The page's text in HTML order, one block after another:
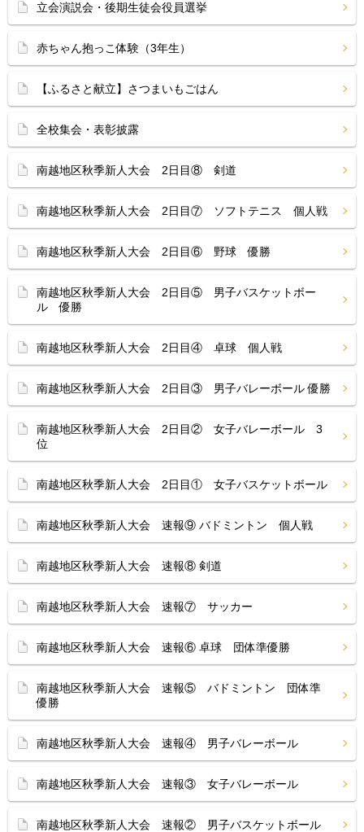
立会演説会・後期生徒会役員選挙
赤ちゃん抱っこ体験（3年生）
【ふるさと献立】さつまいもごはん
全校集会・表彰披露
南越地区秋季新人大会 2日目⑧ 剣道
南越地区秋季新人大会 2日目⑦ ソフトテニス 個人戦
南越地区秋季新人大会 2日目⑥ 野球 優勝
南越地区秋季新人大会 2日目⑤ 男子バスケットボー
ル 優勝
南越地区秋季新人大会 2日目④ 卓球 個人戦
南越地区秋季新人大会 2日目③ 男子バレーボール 優勝
南越地区秋季新人大会 2日目② 女子バレーボール 3
位
南越地区秋季新人大会 2日目① 女子バスケットボール
南越地区秋季新人大会 速報⑨ バドミントン 個人戦
南越地区秋季新人大会 速報⑧ 剣道
南越地区秋季新人大会 速報⑦ サッカー
南越地区秋季新人大会 速報⑥ 卓球 団体準優勝
南越地区秋季新人大会 速報⑤ バドミントン 団体準
優勝
南越地区秋季新人大会 速報④ 男子バレーボール
南越地区秋季新人大会 速報③ 女子バレーボール
南越地区秋季新人大会 速報② 男子バスケットボール